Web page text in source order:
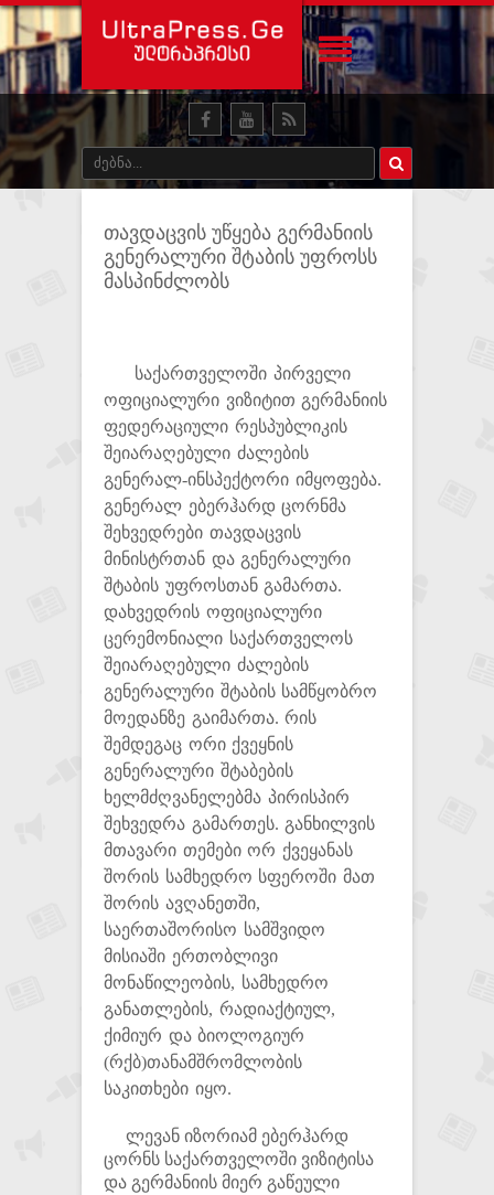
თავდაცვის უწყება გერმანიის
გენერალური შტაბის უფროსს
მასპინძლობს
საქართველოში პირველი
ოფიციალური ვიზიტით გერმანიის
ფედერაციული რესპუბლიკის
შეიარაღებული ძალების
გენერალ-ინსპექტორი იმყოფება.
გენერალ ებერჰარდ ცორნმა
შეხვედრები თავდაცვის
მინისტრთან და გენერალური
შტაბის უფროსთან გამართა.
დახვედრის ოფიციალური
ცერემონიალი საქართველოს
შეიარაღებული ძალების
გენერალური შტაბის სამწყობრო
მოედანზე გაიმართა. რის
შემდეგაც ორი ქვეყნის
გენერალური შტაბების
ხელმძღვანელებმა პირისპირ
შეხვედრა გამართეს. განხილვის
მთავარი თემები ორ ქვეყანას
შორის სამხედრო სფეროში მათ
შორის ავღანეთში,
საერთაშორისო სამშვიდო
მისიაში ერთობლივი
მონაწილეობის, სამხედრო
განათლების, რადიაქტიულ,
ქიმიურ და ბიოლოგიურ
(რქბ)თანამშრომლობის
საკითხები იყო.
ლევან იზორიამ ებერჰარდ
ცორნს საქართველოში ვიზიტისა
და გერმანიის მიერ გაწეული